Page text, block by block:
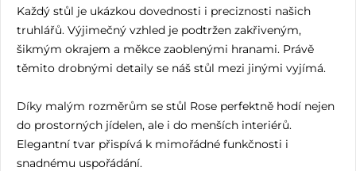
Každý stůl je ukázkou dovednosti i preciznosti našich
truhlářů. Výjimečný vzhled je podtržen zakřiveným,
šikmým okrajem a měkce zaoblenými hranami. Právě
těmito drobnými detaily se náš stůl mezi jinými vyjímá.
Díky malým rozměrům se stůl Rose perfektně hodí nejen
do prostorných jídelen, ale i do menších interiérů.
Elegantní tvar přispívá k mimořádné funkčnosti i
snadnému uspořádání.